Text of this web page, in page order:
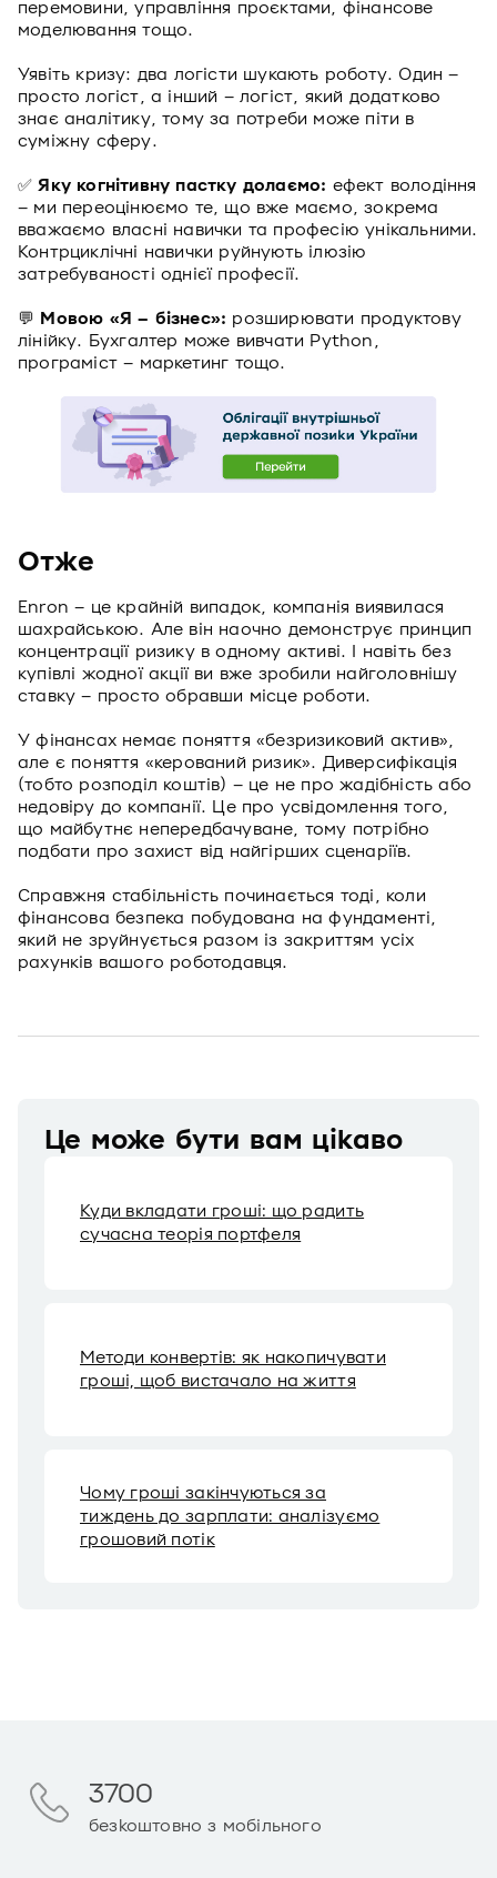
перемовини, управління проєктами, фінансове
моделювання тощо.
Уявіть кризу: два логісти шукають роботу. Один –
просто логіст, а інший – логіст, який додатково
знає аналітику, тому за потреби може піти в
суміжну сферу.
✅Яку когнітивну пастку долаємо: ефект володіння
– ми переоцінюємо те, що вже маємо, зокрема
вважаємо власні навички та професію унікальними.
Контрциклічні навички руйнують ілюзію
затребуваності однієї професії.
💬 Мовою «Я – бізнес»: розширювати продуктову
лінійку. Бухгалтер може вивчати Python,
програміст – маркетинг тощо.
Отже
Enron – це крайній випадок, компанія виявилася
шахрайською. Але він наочно демонструє принцип
концентрації ризику в одному активі. І навіть без
купівлі жодної акції ви вже зробили найголовнішу
ставку – просто обравши місце роботи.
У фінансах немає поняття «безризиковий актив»,
але є поняття «керований ризик». Диверсифікація
(тобто розподіл коштів) – це не про жадібність або
недовіру до компанії. Це про усвідомлення того,
що майбутнє непередбачуване, тому потрібно
подбати про захист від найгірших сценаріїв.
Справжня стабільність починається тоді, коли
фінансова безпека побудована на фундаменті,
який не зруйнується разом із закриттям усіх
рахунків вашого роботодавця.
Це може бути вам цікаво
Куди вкладати гроші: що радить
сучасна теорія портфеля
Методи конвертів: як накопичувати
гроші, щоб вистачало на життя
Чому гроші закінчуються за
тиждень до зарплати: аналізуємо
грошовий потік
3700
безкоштовно з мобільного